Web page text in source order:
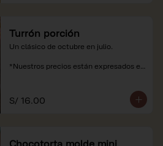
Turrón porción
Un clásico de octubre en julio.
*Nuestros precios están expresados en
S/ 16.00
Chocotorta molde mini